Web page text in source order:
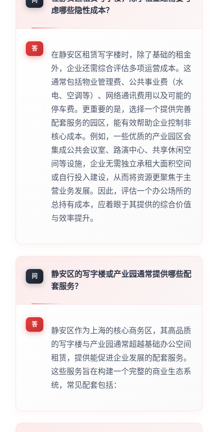
虑哪些隐性成本？
答
在静安区租赁写字楼时，除了基础的租金
外，企业还需综合评估多项运营成本。这
通常包括物业管理费、公共事业费（水
电、空调等）、网络通讯费用以及可能的
停车费。更重要的是，选择一个提供完善
配套服务的园区，能有效帮助企业控制非
核心成本。例如，一些优质的产业园区会
集成公共会议室、路演中心、共享休闲空
间等设施，企业无需独立承租大面积空间
或自行投入建设，从而将资源更聚焦于主
营业务发展。因此，评估一个办公场所的
总持有成本，应着眼于其提供的综合价值
与效率提升。
问
静安区的写字楼或产业园通常提供哪些配
套服务？
答
静安区作为上海的核心商务区，其高品质
的写字楼与产业园通常超越基础办公空间
租赁，提供能促进企业发展的配套服务。
这些服务旨在构建一个完整的商业生态系
统，常见配套包括：